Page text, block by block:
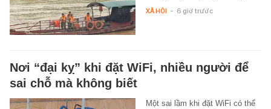
XÃ HỘI - 6 giờ trước
Nơi “đại kỵ” khi đặt WiFi, nhiều người để
sai chỗ mà không biết
Một sai lầm khi đặt WiFi có thể